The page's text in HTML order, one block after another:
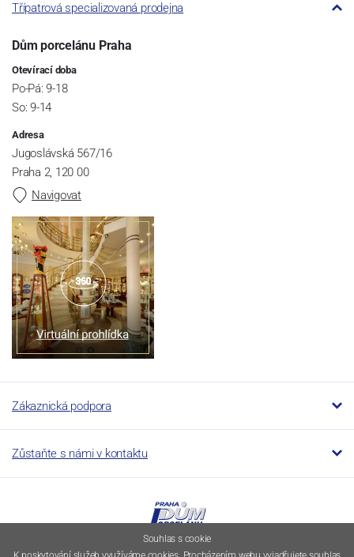
Třípatrová specializovaná prodejna
Dům porcelánu Praha
Otevírací doba
Po-Pá: 9-18
So: 9-14
Adresa
Jugoslávská 567/16
Praha 2, 120 00
Navigovat
Zákaznická podpora
Zůstaňte s námi v kontaktu
Souhlas s cookie